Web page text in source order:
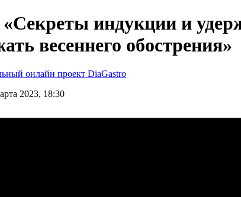
индукции и
весеннего обострения»
онлайн проект DiaGastro
2023, 18:30